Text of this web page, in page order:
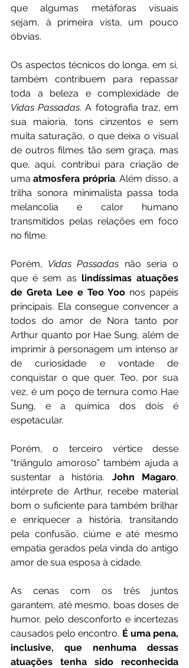
que algumas metáforas visuais
sejam, à primeira vista, um pouco
óbvias.
Os aspectos técnicos do longa, em si,
também contribuem para repassar
Vidas Passadas. A fotografia traz, em
sua maioria, tons cinzentos e sem
muita saturação, o que deixa o visual
de outros filmes tão sem graça, mas
que, aqui, contribui para criação de
uma atmosfera própria. Além disso, a
trilha sonora minimalista passa toda
melancolia e calor humano
transmitidos pelas relações em foco
no filme.
Porém, Vidas Passadas não seria o
que é sem as lindíssimas atuações
de Greta Lee e Teo Yoo nos papéis
principais. Ela consegue convencer a
todos do amor de Nora tanto por
Arthur quanto por Hae Sung, além de
imprimir à personagem um intenso ar
de curiosidade e vontade de
conquistar o que quer. Teo, por sua
vez, é um poço de ternura como Hae
Sung, e a química dos dois é
espetacular.
Porém, o terceiro vértice desse
“triângulo amoroso” também ajuda a
sustentar a história. John Magaro,
intérprete de Arthur, recebe material
bom o suficiente para também brilhar
e enriquecer a história, transitando
pela confusão, ciúme e até mesmo
empatia gerados pela vinda do antigo
amor de sua esposa à cidade.
As cenas com os três juntos
garantem, até mesmo, boas doses de
humor, pelo desconforto e incertezas
causados pelo encontro. É uma pena,
inclusive, que nenhuma dessas
atuações tenha sido reconhecida